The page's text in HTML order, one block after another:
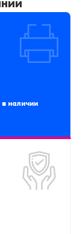
наличии